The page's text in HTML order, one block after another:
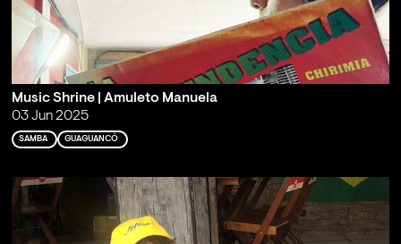
Music Shrine | Amuleto Manuela
03 Jun 2025
SAMBA GUAGUANCÓ